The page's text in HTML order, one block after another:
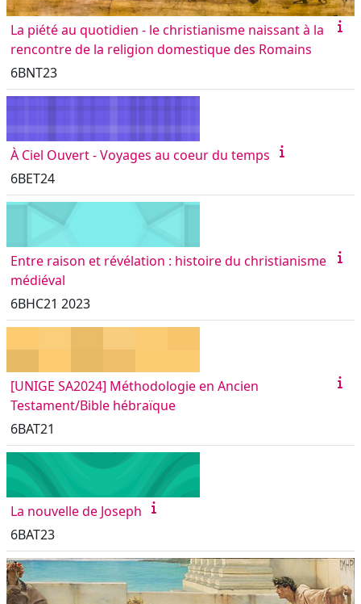
La piété au quotidien - le christianisme naissant à la
rencontre de la religion domestique des Romains
6BNT23
À Ciel Ouvert - Voyages au coeur du temps
6BET24
Entre raison et révélation : histoire du christianisme
médiéval
6BHC21 2023
[UNIGE SA2024] Méthodologie en Ancien
Testament/Bible hébraïque
6BAT21
La nouvelle de Joseph
6BAT23